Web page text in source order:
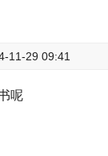
11-29 09:41
呢